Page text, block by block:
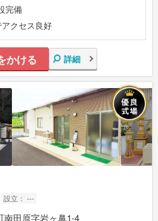
完備
クセス良好
かける 詳細
設立： ---
南田原字岩ヶ鼻1-4